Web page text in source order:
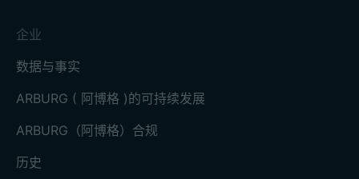
企业
数据与事实
ARBURG ( 阿博格 )的可持续发展
ARBURG（阿博格）合规
历史